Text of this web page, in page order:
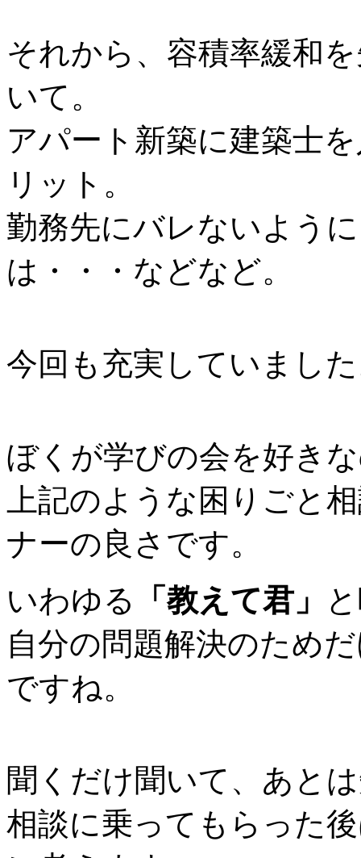
それから、容積率緩和
いて。
アパート新築に建築士
リット。
勤務先にバレないよう
は・・・などなど。
今回も充実していまし
ぼくが学びの会を好き
上記のような困りごと
ナーの良さです。
いわゆる
「教えて君」
自分の問題解決のため
ですね。
聞くだけ聞いて、あと
相談に乗ってもらった